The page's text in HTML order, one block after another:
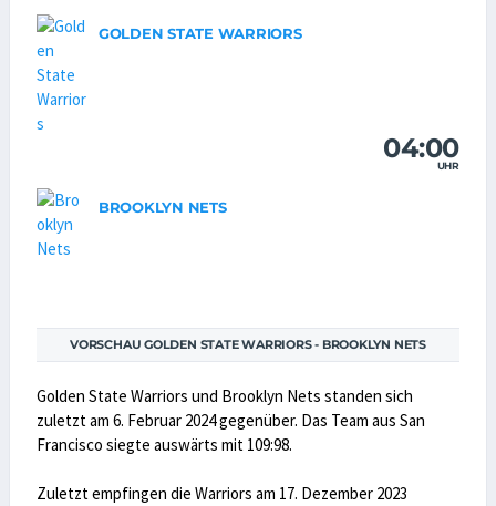
GOLDEN STATE WARRIORS
04:00
UHR
BROOKLYN NETS
VORSCHAU GOLDEN STATE WARRIORS - BROOKLYN NETS
Golden State Warriors und Brooklyn Nets standen sich
zuletzt am 6. Februar 2024 gegenüber. Das Team aus San
Francisco siegte auswärts mit 109:98.
Zuletzt empfingen die Warriors am 17. Dezember 2023